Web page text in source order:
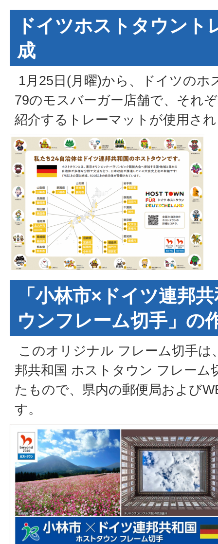
ドイツホストタウント
成
1月25日(月曜)から、ドイツのホ
79のモスバーガー店舗で、それ
紹介するトレーマットが使用さ
「小林市×ドイツ連邦
ウンフレーム切手」の
このオリジナル フレーム切手は
邦共和国 ホストタウン フレーム
たもので、県内の郵便局および
す。